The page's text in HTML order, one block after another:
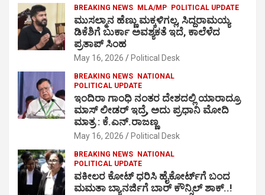
BREAKING NEWS MLA/MP POLITICAL UPDATE
ಮುಸಲ್ಮಾನ ಹೆಣ್ಣು ಮಕ್ಕಳಿಗಲ್ಲ, ಸಿದ್ದರಾಮಯ್ಯ
ಡಿಕೆಶಿಗೆ ಬುರ್ಕಾ ಅವಶ್ಯಕತೆ ಇದೆ, ಕಾಲೆಳೆದ
ಪ್ರತಾಪ್ ಸಿಂಹ
May 16, 2026 Political Desk
BREAKING NEWS
NATIONAL
POLITICAL UPDATE
ಇಂದಿರಾ ಗಾಂಧಿ ನಂತರ ದೇಶದಲ್ಲಿ ಯಾರಾದ್ರೂ
ಮಾಸ್ ಲೀಡರ್ ಇದ್ರೆ, ಅದು ಪ್ರಧಾನಿ ಮೋದಿ
ಮಾತ್ರ : ಕೆ.ಎನ್.ರಾಜಣ್ಣ
May 16, 2026 Political Desk
BREAKING NEWS
NATIONAL
POLITICAL UPDATE
ವಕೀಲರ ಕೋಟ್ ಧರಿಸಿ ಹೈಕೋರ್ಟ್​ಗೆ ಬಂದ
ಮಮತಾ ಬ್ಯಾನರ್ಜಿಗೆ ಬಾರ್ ಕೌನ್ಸಿಲ್ ಶಾಕ್..!